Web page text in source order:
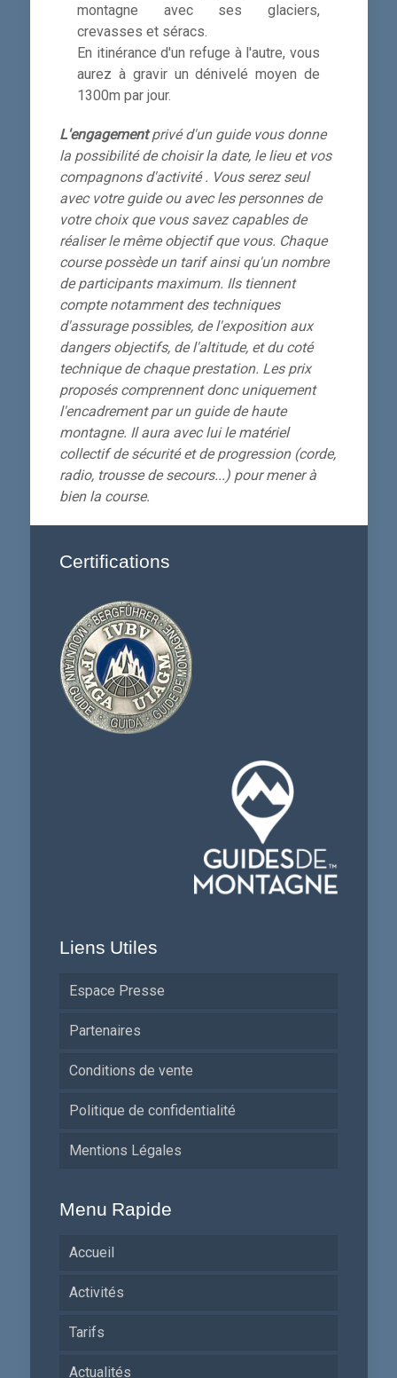
montagne avec ses glaciers,
crevasses et séracs.
En itinérance d'un refuge à l'autre, vous
aurez à gravir un dénivelé moyen de
1300m par jour.
L'engagementprivé d'un guide vous donne
la possibilité de choisir la date, le lieu et vos
compagnons d'activité . Vous serez seul
avec votre guide ou avec les personnes de
votre choix que vous savez capables de
réaliser le même objectif que vous. Chaque
course possède un tarif ainsi qu'un nombre
de participants maximum. Ils tiennent
compte notamment des techniques
d'assurage possibles, de l'exposition aux
dangers objectifs, de l'altitude, et du coté
technique de chaque prestation. Les prix
proposés comprennent donc uniquement
l'encadrement par un guide de haute
montagne. Il aura avec lui le matériel
collectif de sécurité et de progression (corde,
radio, trousse de secours...) pour mener à
bien la course.
Certifications
Liens Utiles
Espace Presse
Partenaires
Conditions de vente
Politique de confidentialité
Mentions Légales
Menu Rapide
Accueil
Activités
Tarifs
Actualités